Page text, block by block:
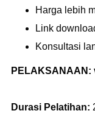
Harga lebih
Link
Konsultasi
PELAKSANAAN:
Durasi Pelatihan: